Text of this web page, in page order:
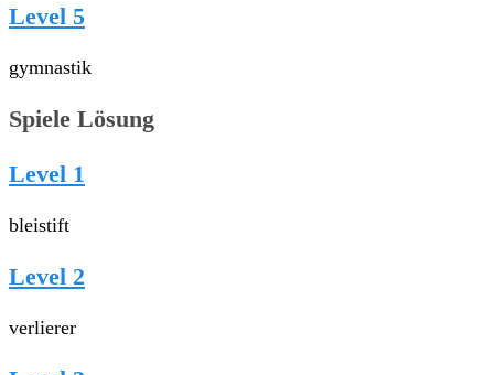
Level 5
gymnastik
Spiele Lösung
Level 1
bleistift
Level 2
verlierer